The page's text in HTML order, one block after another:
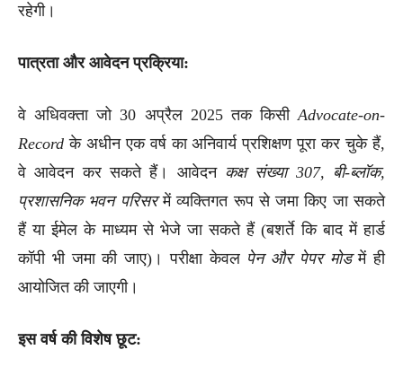
रहेगी।
पात्रता और आवेदन प्रक्रिया:
वे अधिवक्ता जो 30 अप्रैल 2025 तक किसी Advocate-on-
Record के अधीन एक वर्ष का अनिवार्य प्रशिक्षण पूरा कर चुके हैं,
वे आवेदन कर सकते हैं। आवेदन कक्ष संख्या 307, बी-ब्लॉक,
प्रशासनिक भवन परिसरमें व्यक्तिगत रूप से जमा किए जा सकते
हैं या ईमेल के माध्यम से भेजे जा सकते हैं (बशर्ते कि बाद में हार्ड
कॉपी भी जमा की जाए)। परीक्षा केवल पेन और पेपर मोडमें ही
आयोजित की जाएगी।
इस वर्ष की विशेष छूट: